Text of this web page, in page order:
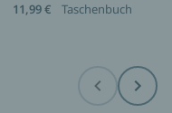
11,99 €
Taschenbuch
Before Next